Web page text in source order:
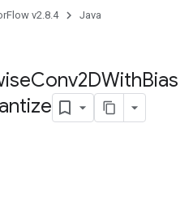
v2.8.4 Java
Conv2DWithBias